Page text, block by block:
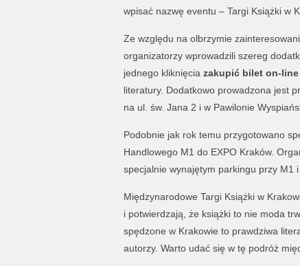
wpisać nazwę eventu – Targi Książki w
Ze względu na olbrzymie
organizatorzy wprowadzili szereg
jednego kliknięcia zakupić bilet on-line
literatury. Dodatkowo prowadzona jest
na ul. św. Jana 2 i w Pawilonie
Podobnie jak rok temu przygotowano
Handlowego M1 do EXPO Kraków.
specjalnie wynajętym parkingu przy M1
Międzynarodowe Targi Książki w
i potwierdzają, że książki to nie moda
spędzone w Krakowie to prawdziwa
autorzy. Warto udać się w tę podróż